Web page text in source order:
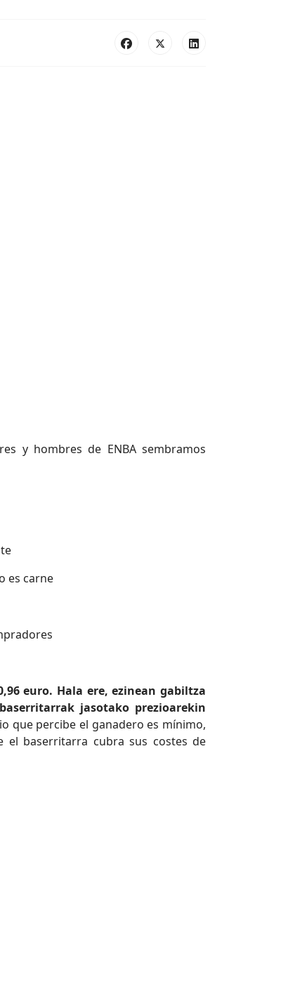
y hombres de ENBA sembramos
es carne
euro. Hala ere, ezinean gabiltza
jasotako prezioarekin
que percibe el ganadero es mínimo,
el baserritarra cubra sus costes de